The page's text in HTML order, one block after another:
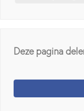
Deze pagina